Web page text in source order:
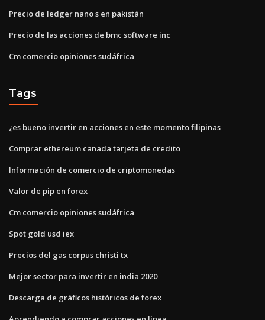
Precio de ledger nano s en pakistán
Precio de las acciones de bmc software inc
Cm comercio opiniones sudáfrica
Tags
¿es bueno invertir en acciones en este momento filipinas
Comprar ethereum canada tarjeta de credito
Información de comercio de criptomonedas
Valor de pip en forex
Cm comercio opiniones sudáfrica
Spot gold usd iex
Precios del gas corpus christi tx
Mejor sector para invertir en india 2020
Descarga de gráficos históricos de forex